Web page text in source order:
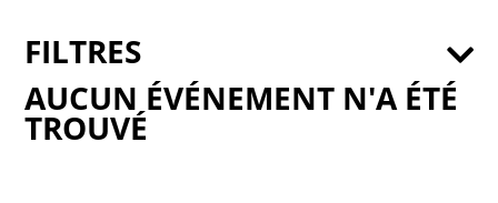
AUCUN ÉVÉNEMENT N'A ÉTÉ
TROUVÉ
FILTRES